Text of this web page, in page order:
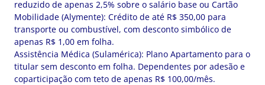
reduzido de apenas 2,5% sobre o salário base ou Cartão
Mobilidade (Alymente): Crédito de até R$ 350,00 para
transporte ou combustível, com desconto simbólico de
apenas R$ 1,00 em folha.
Assistência Médica (Sulamérica): Plano Apartamento para o
titular sem desconto em folha. Dependentes por adesão e
coparticipação com teto de apenas R$ 100,00/mês.